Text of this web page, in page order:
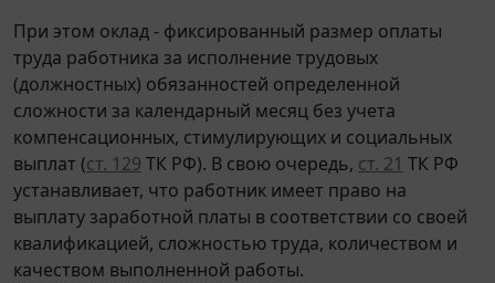
При этом оклад - фиксированный размер оплаты
труда работника за исполнение трудовых
(должностных) обязанностей определенной
сложности за календарный месяц без учета
компенсационных, стимулирующих и социальных
выплат (ст. 129 ТК РФ). В свою очередь, ст. 21 ТК РФ
устанавливает, что работник имеет право на
выплату заработной платы в соответствии со своей
квалификацией, сложностью труда, количеством и
качеством выполненной работы.